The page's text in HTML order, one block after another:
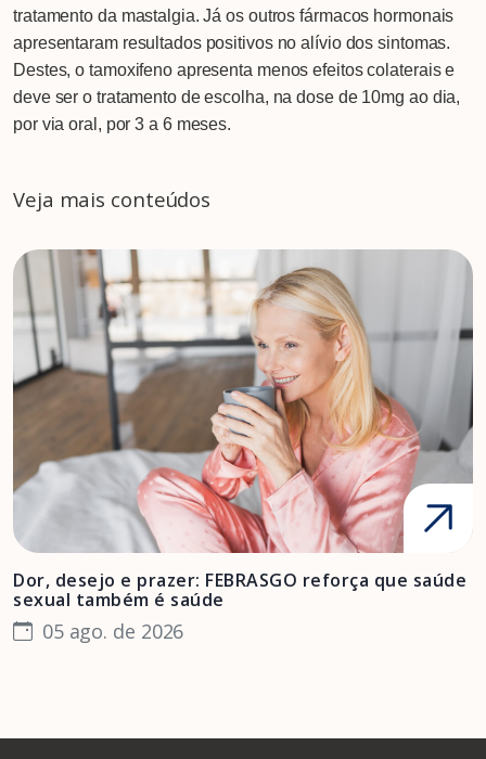
tratamento da mastalgia. Já os outros fármacos hormonais
apresentaram resultados positivos no alívio dos sintomas.
Destes, o tamoxifeno apresenta menos efeitos colaterais e
deve ser o tratamento de escolha, na dose de 10mg ao dia,
por via oral, por 3 a 6 meses.
Veja mais conteúdos
Dor, desejo e prazer: FEBRASGO reforça que saúde
sexual também é saúde
05 ago. de 2026